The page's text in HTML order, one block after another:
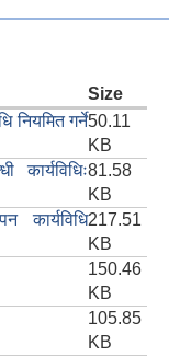
Size
नियमित गर्ने50.11
KB
कार्यविधिः81.58
KB
कार्यविधि217.51
KB
150.46
KB
105.85
KB